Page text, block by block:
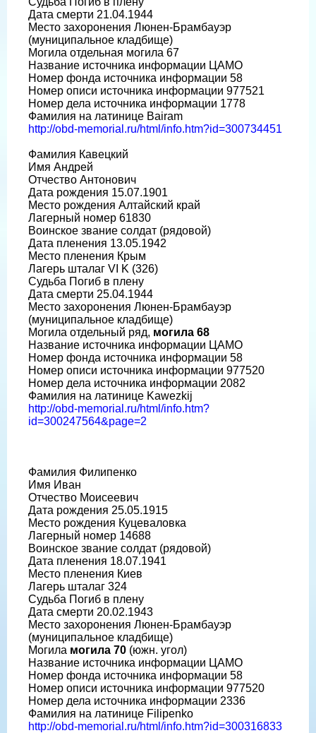
Дата смерти 21.04.1944
Место захоронения Люнен-Брамбауэр
(муниципальное кладбище)
Могила отдельная могила 67
Название источника информации ЦАМО
Номер фонда источника информации 58
Номер описи источника информации 977521
Номер дела источника информации 1778
Фамилия на латинице Bairam
http://obd-memorial.ru/html/info.htm?id=300734451
Фамилия Кавецкий
Имя Андрей
Отчество Антонович
Дата рождения 15.07.1901
Место рождения Алтайский край
Лагерный номер 61830
Воинское звание солдат (рядовой)
Дата пленения 13.05.1942
Место пленения Крым
Лагерь шталаг VI K (326)
Судьба Погиб в плену
Дата смерти 25.04.1944
Место захоронения Люнен-Брамбауэр
(муниципальное кладбище)
Могила отдельный ряд, могила 68
Название источника информации ЦАМО
Номер фонда источника информации 58
Номер описи источника информации 977520
Номер дела источника информации 2082
Фамилия на латинице Kawezkij
http://obd-memorial.ru/html/info.htm?
id=300247564&page=2
Фамилия Филипенко
Имя Иван
Отчество Моисеевич
Дата рождения 25.05.1915
Место рождения Куцеваловка
Лагерный номер 14688
Воинское звание солдат (рядовой)
Дата пленения 18.07.1941
Место пленения Киев
Лагерь шталаг 324
Судьба Погиб в плену
Дата смерти 20.02.1943
Место захоронения Люнен-Брамбауэр
(муниципальное кладбище)
Могила могила 70 (южн. угол)
Название источника информации ЦАМО
Номер фонда источника информации 58
Номер описи источника информации 977520
Номер дела источника информации 2336
Фамилия на латинице Filipenko
http://obd-memorial.ru/html/info.htm?id=300316833